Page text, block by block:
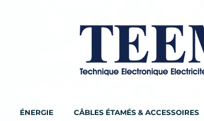
ÉNERGIE CÂBLES ÉTAMÉS & ACCESSOIRES